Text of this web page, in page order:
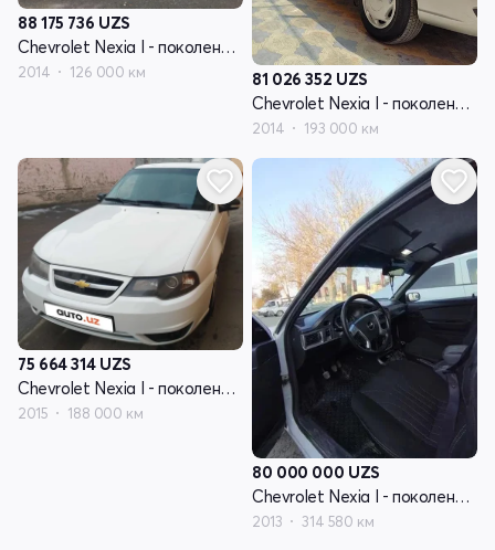
88 175 736 UZS
Chevrolet Nexia I - поколение рестайлинг
2014 126 000 км 81 026 352 UZS
Chevrolet Nexia I - поколение рестайлинг
2014 193 000 км
75 664 314 UZS
Chevrolet Nexia I - поколение рестайлинг
2015 188 000 км
80 000 000 UZS
Chevrolet Nexia I - поколение рестайлинг
2013 314 580 км